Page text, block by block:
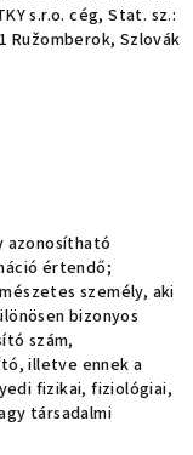
s.r.o. cég, Stat. sz.:
Ružomberok, Szlovák
azonosítható
értendő;
személy, aki
bizonyos
szám,
illetve ennek a
fizikai, fiziológiai,
társadalmi